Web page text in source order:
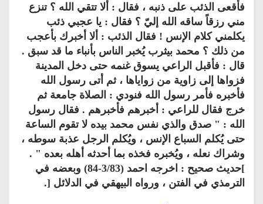
فأقعى الذئب على ذنبه ، فقال : ألا تتقي الله ؟ تنزع
مني رزقاً ساقه الله إليّ ؟ فقال : يا عجبي ذئب
يكلمني كلام الإنس ! فقال الذئب : ألا أخبرك بأعجب
من ذلك ؟ محمد بيثرب يُخبر الناس بأنباء ما قد سبق .
قال : فأقبل الراعي يسوق غنمه حتى دخل المدينة
فزواها إلى زاوية من زواياها ، ثم أتى رسول الله
فأخبره فأمر رسول الله فنودي : الصلاة جامعة ثم
خرج فقال للراعي : أخبرهم فأخبرهم . فقال رسول
الله : " صدق والذي نفس محمد بيده لا تقوم الساعة
حتى يُكلم السباع الإنس ، ويُكلم الرجل عذبة سوطه ،
وشراك نعله ، ويُخبره فخذه بما أحدثه أهله بعده " .
]حديث صحيح : اخرجه احمد (3/83-84) وبعضه في
الترمذي في الفتن ، ورواه البيهقي في الدلائل [.